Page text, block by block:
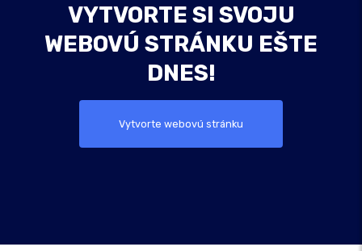
VYTVORTE SI SVOJU
WEBOVÚ STRÁNKU EŠTE
DNES!
Vytvorte webovú stránku